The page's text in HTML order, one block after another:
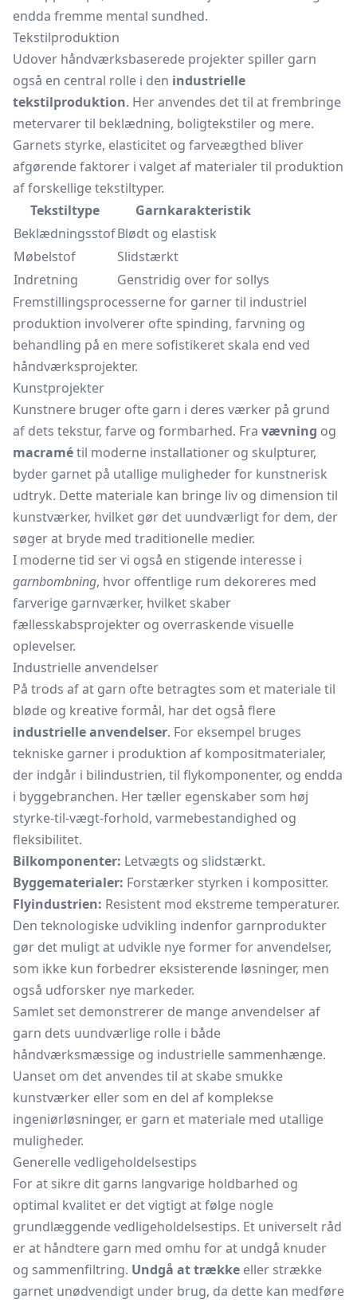
endda fremme mental sundhed.
Tekstilproduktion
Udover håndværksbaserede projekter spiller garn
også en central rolle i den industrielle
tekstilproduktion. Her anvendes det til at frembringe
metervarer til beklædning, boligtekstiler og mere.
Garnets styrke, elasticitet og farveægthed bliver
afgørende faktorer i valget af materialer til produktion
af forskellige tekstiltyper.
Tekstiltype
Garnkarakteristik
BeklædningsstofBlødt og elastisk
Møbelstof
Slidstærkt
Indretning
Genstridig over for sollys
Fremstillingsprocesserne for garner til industriel
produktion involverer ofte spinding, farvning og
behandling på en mere sofistikeret skala end ved
håndværksprojekter.
Kunstprojekter
Kunstnere bruger ofte garn i deres værker på grund
af dets tekstur, farve og formbarhed. Fra vævning og
macramétil moderne installationer og skulpturer,
byder garnet på utallige muligheder for kunstnerisk
udtryk. Dette materiale kan bringe liv og dimension til
kunstværker, hvilket gør det uundværligt for dem, der
søger at bryde med traditionelle medier.
I moderne tid ser vi også en stigende interesse i
garnbombning, hvor offentlige rum dekoreres med
farverige garnværker, hvilket skaber
fællesskabsprojekter og overraskende visuelle
oplevelser.
Industrielle anvendelser
På trods af at garn ofte betragtes som et materiale til
bløde og kreative formål, har det også flere
industrielle anvendelser. For eksempel bruges
tekniske garner i produktion af kompositmaterialer,
der indgår i bilindustrien, til flykomponenter, og endda
i byggebranchen. Her tæller egenskaber som høj
styrke-til-vægt-forhold, varmebestandighed og
fleksibilitet.
Bilkomponenter: Letvægts og slidstærkt.
Byggematerialer: Forstærker styrken i kompositter.
Flyindustrien: Resistent mod ekstreme temperaturer.
Den teknologiske udvikling indenfor garnprodukter
gør det muligt at udvikle nye former for anvendelser,
som ikke kun forbedrer eksisterende løsninger, men
også udforsker nye markeder.
Samlet set demonstrerer de mange anvendelser af
garn dets uundværlige rolle i både
håndværksmæssige og industrielle sammenhænge.
Uanset om det anvendes til at skabe smukke
kunstværker eller som en del af komplekse
ingeniørløsninger, er garn et materiale med utallige
muligheder.
Generelle vedligeholdelsestips
For at sikre dit garns langvarige holdbarhed og
optimal kvalitet er det vigtigt at følge nogle
grundlæggende vedligeholdelsestips. Et universelt råd
er at håndtere garn med omhu for at undgå knuder
og sammenfiltring. Undgå at trække eller strække
garnet unødvendigt under brug, da dette kan medføre